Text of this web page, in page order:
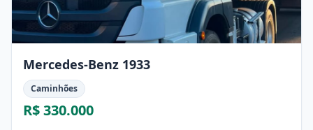
Mercedes-Benz 1933
Caminhões
R$ 330.000